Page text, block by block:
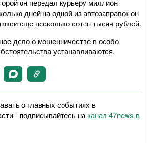
он передал курьеру миллион
дней на одной из автозаправок он
еще несколько сотен тысяч рублей.
дело о мошенничестве в особо
устанавливаются.
о главных событиях в
- подписывайтесь на канал 47news в